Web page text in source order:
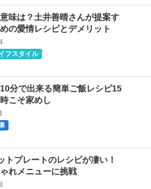
味は？土井善晴さんが提案す
の愛情レシピとデメリット
フスタイル
分で出来る簡単ご飯レシピ15
こそ家めし
トプレートのレシピが凄い！
れメニューに挑戦